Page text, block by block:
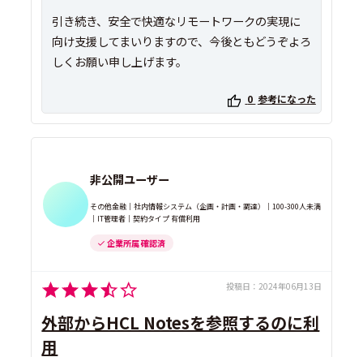
引き続き、安全で快適なリモートワークの実現に
向け支援してまいりますので、今後ともどうぞよろ
しくお願い申し上げます。
0 参考になった
非公開ユーザー
その他金融｜社内情報システム（企画・計画・調達）｜100-300人未満
｜IT管理者｜契約タイプ 有償利用
企業所属 確認済
投稿日： 2024年06月13日
外部からHCL Notesを参照するのに利
用